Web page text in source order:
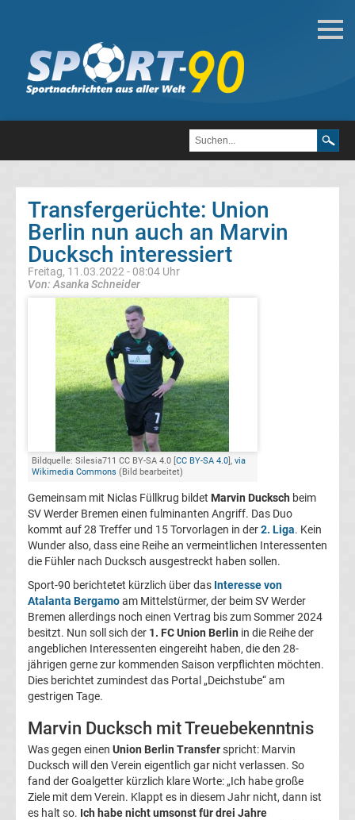
Deutsche
Transfergerüchte
FC
Heidenheim
1846
Transfergerüchte
Kaiserslautern
Transfergerüchte
1.
FC
Transfergerüchte
1.
FC
Magdeburg
Transfergerüchte
1.
Transfergerüchte: Union
Berlin nun auch an Marvin
Ducksch interessiert
Freitag, 11.03.2022 - 08:04 Uhr
Von: Asanka Schneider
Bildquelle: Silesia711 CC BY-SA 4.0 [CC BY-SA 4.0], via
Wikimedia Commons (Bild bearbeitet)
Gemeinsam mit Niclas Füllkrug bildet Marvin Ducksch beim
SV Werder Bremen einen fulminanten Angriff. Das Duo
kommt auf 28 Treffer und 15 Torvorlagen in der2. Liga. Kein
Wunder also, dass eine Reihe an vermeintlichen Interessenten
die Fühler nach Ducksch ausgestreckt haben sollen.
Sport-90 berichtetet kürzlich über das Interesse von
Atalanta Bergamoam Mittelstürmer, der beim SV Werder
Bremen allerdings noch einen Vertrag bis zum Sommer 2024
besitzt. Nun soll sich der 1. FC Union Berlin in die Reihe der
angeblichen Interessenten eingereiht haben, die den 28-
jährigen gerne zur kommenden Saison verpflichten möchten.
Dies berichtet zumindest das Portal „Deichstube“ am
gestrigen Tage.
Marvin Ducksch mit Treuebekenntnis
Was gegen einen Union Berlin Transferspricht: Marvin
Ducksch will den Verein eigentlich gar nicht verlassen. So
fand der Goalgetter kürzlich klare Worte: „Ich habe große
Ziele mit dem Verein. Klappt es in diesem Jahr nicht, dann ist
es halt so. Ich habe nicht umsonst für drei Jahre